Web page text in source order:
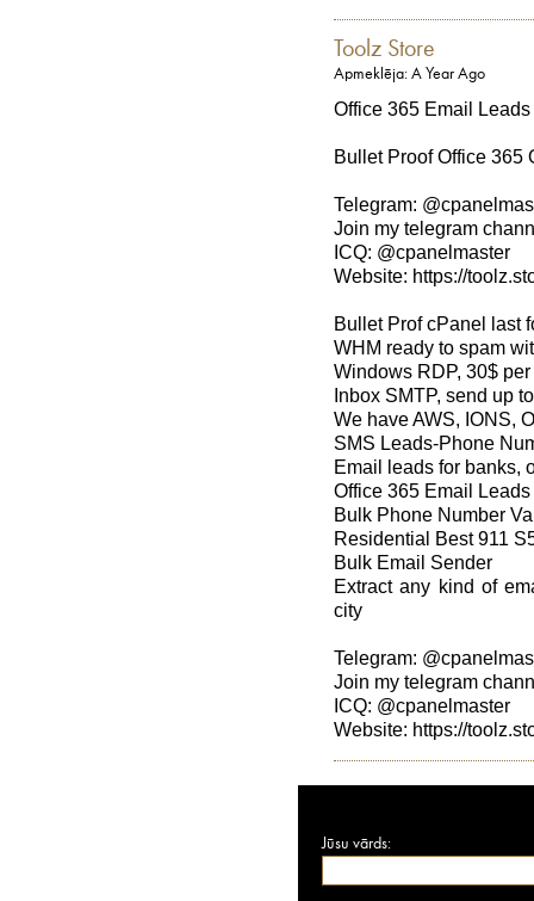
Toolz Store
Apmeklēja: A Year Ago
Office 365 Email
Bullet Proof Office 365
Telegram:
Join my telegram
ICQ: @cpanelmaster
Website: https://
Bullet Prof cPanel last
WHM ready to spam
Windows RDP, 30$
Inbox SMTP, send up
We have AWS, IONS,
SMS Leads-Phone
Email leads for banks,
Office 365 Email Leads
Bulk Phone Number
Residential Best 911
Bulk Email Sender
Extract any kind of
city
Telegram:
Join my telegram
ICQ: @cpanelmaster
Website: https://
Jūsu vārds: